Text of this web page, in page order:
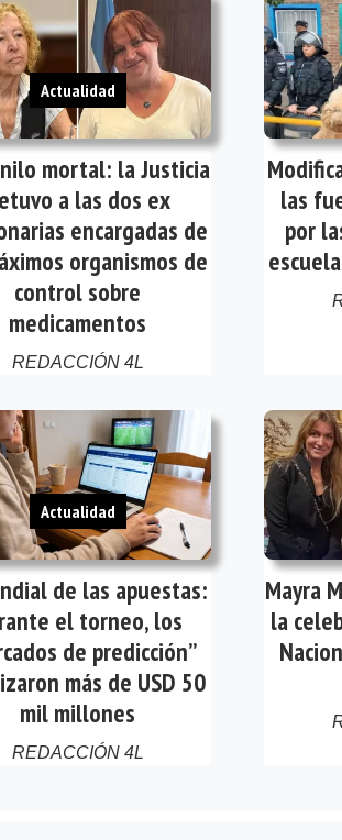
mortal: la Justicia
a las dos ex
encargadas de
organismos de
control sobre
medicamentos
REDACCIÓN 4L
Actualidad
las
por
de las apuestas:
el torneo, los
de predicción”
más de USD 50
mil millones
REDACCIÓN 4L
Actualidad
Mayra
la